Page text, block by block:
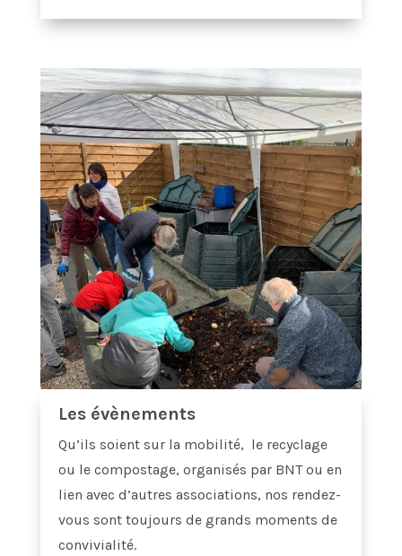
Les évènements
Qu’ils soient sur la mobilité, le recyclage
ou le compostage, organisés par BNT ou en
lien avec d’autres associations, nos rendez-
vous sont toujours de grands moments de
convivialité.